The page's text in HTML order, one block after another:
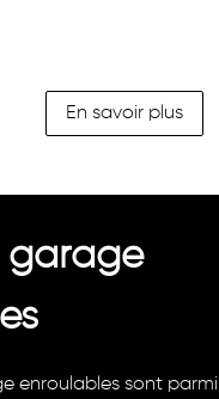
En savoir plus
garage
enroulables sont parmi